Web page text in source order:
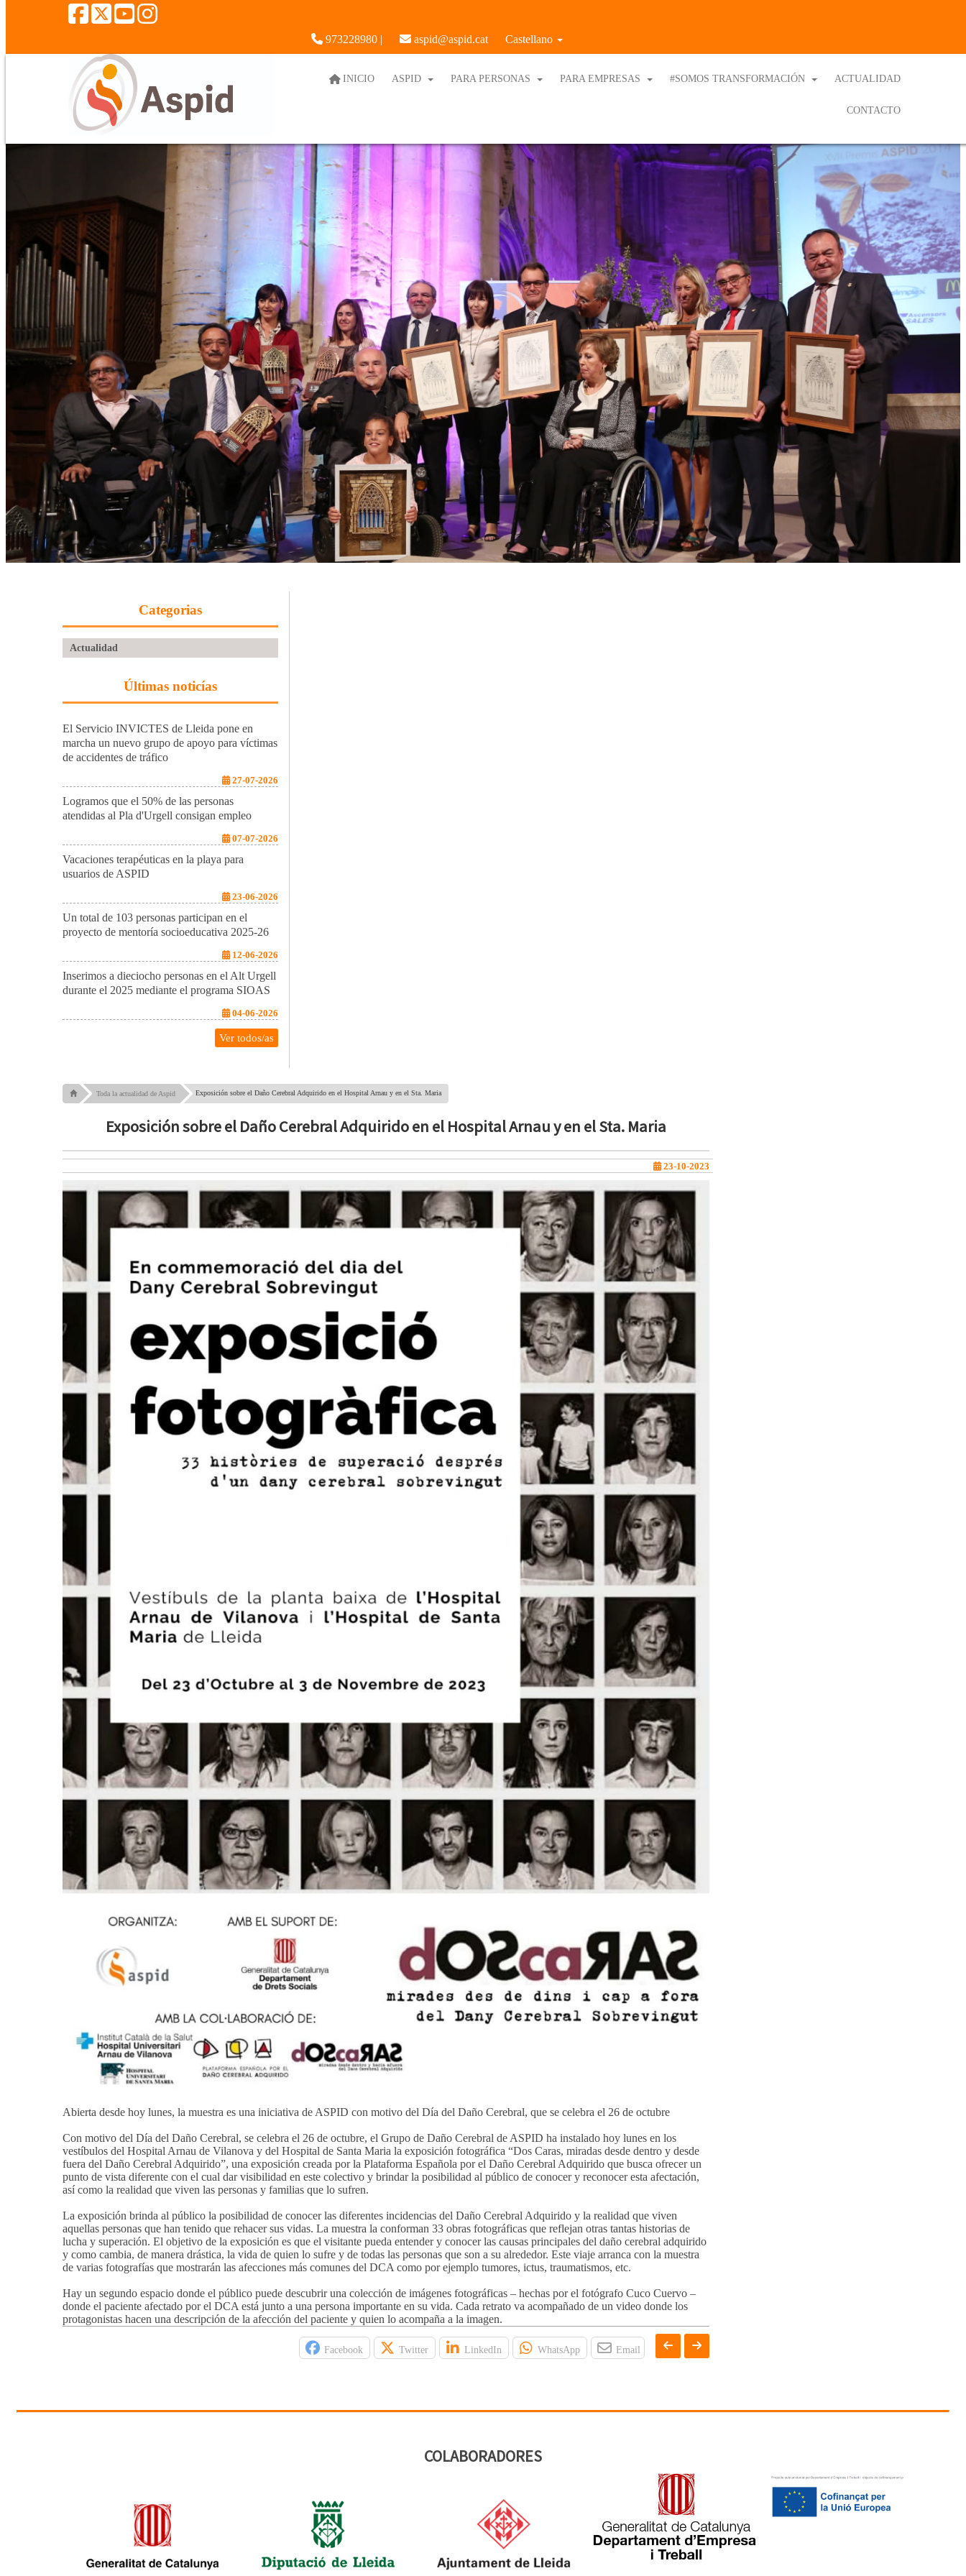
973228980 | aspid@aspid.cat Castellano
INICIO ASPID PARA PERSONAS PARA EMPRESAS #SOMOS TRANSFORMACIÓN ACTUALIDAD
CONTACTO
Categorias
Actualidad
Últimas noticías
El Servicio INVICTES de Lleida pone en
marcha un nuevo grupo de apoyo para víctimas
de accidentes de tráfico
27-07-2026
Logramos que el 50% de las personas
atendidas al Pla d'Urgell consigan empleo
07-07-2026
Vacaciones terapéuticas en la playa para
usuarios de ASPID
23-06-2026
Un total de 103 personas participan en el
proyecto de mentoría socioeducativa 2025-26
12-06-2026
Inserimos a dieciocho personas en el Alt Urgell
durante el 2025 mediante el programa SIOAS
04-06-2026
Ver todos/as
Toda la actualidad de Aspid Exposición sobre el Daño Cerebral Adquirido en el Hospital Arnau y en el Sta. Maria
Exposición sobre el Daño Cerebral Adquirido en el Hospital Arnau y en el Sta. Maria
23-10-2023
Abierta desde hoy lunes, la muestra es una iniciativa de ASPID con motivo del Día del Daño Cerebral, que se celebra el 26 de octubre
Con motivo del Día del Daño Cerebral, se celebra el 26 de octubre, el Grupo de Daño Cerebral de ASPID ha instalado hoy lunes en los
vestíbulos del Hospital Arnau de Vilanova y del Hospital de Santa Maria la exposición fotográfica “Dos Caras, miradas desde dentro y desde
fuera del Daño Cerebral Adquirido”, una exposición creada por la Plataforma Española por el Daño Cerebral Adquirido que busca ofrecer un
punto de vista diferente con el cual dar visibilidad en este colectivo y brindar la posibilidad al público de conocer y reconocer esta afectación,
así como la realidad que viven las personas y familias que lo sufren.
La exposición brinda al público la posibilidad de conocer las diferentes incidencias del Daño Cerebral Adquirido y la realidad que viven
aquellas personas que han tenido que rehacer sus vidas. La muestra la conforman 33 obras fotográficas que reflejan otras tantas historias de
lucha y superación. El objetivo de la exposición es que el visitante pueda entender y conocer las causas principales del daño cerebral adquirido
y como cambia, de manera drástica, la vida de quien lo sufre y de todas las personas que son a su alrededor. Este viaje arranca con la muestra
de varias fotografías que mostrarán las afecciones más comunes del DCA como por ejemplo tumores, ictus, traumatismos, etc.
Hay un segundo espacio donde el público puede descubrir una colección de imágenes fotográficas – hechas por el fotógrafo Cuco Cuervo –
donde el paciente afectado por el DCA está junto a una persona importante en su vida. Cada retrato va acompañado de un video donde los
protagonistas hacen una descripción de la afección del paciente y quien lo acompaña a la imagen.
Facebook Twitter LinkedIn WhatsApp Email
COLABORADORES